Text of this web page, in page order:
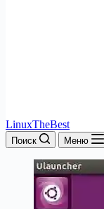
LinuxTheBest
Поиск Меню